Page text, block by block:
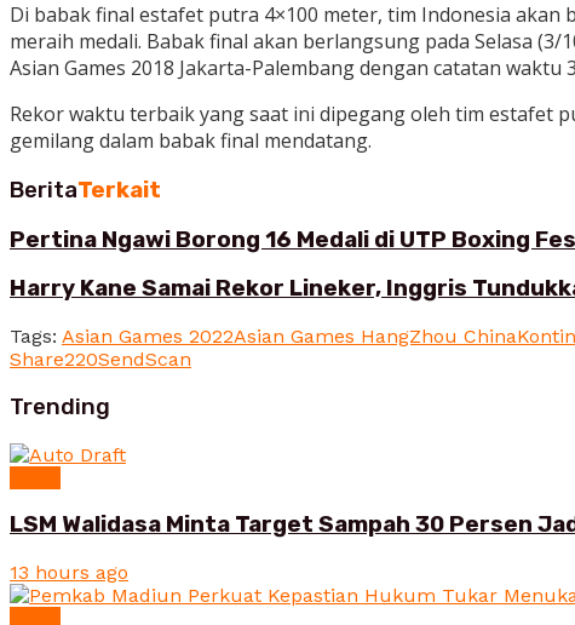
Di babak final estafet putra 4×100 meter, tim Indonesia akan
meraih medali. Babak final akan berlangsung pada Selasa
Asian Games 2018 Jakarta-Palembang dengan catatan waktu
Rekor waktu terbaik yang saat ini dipegang oleh tim estafet
gemilang dalam babak final mendatang.
BeritaTerkait
Pertina Ngawi Borong 16 Medali di UTP Boxing
Harry Kane Samai Rekor Lineker, Inggris
Tags: Asian Games 2022Asian Games HangZhou China
Share220SendScan
Trending
LSM Walidasa Minta Target Sampah 30 Persen
13 hours ago